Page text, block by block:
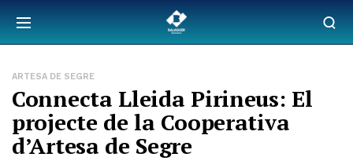
ARTESA DE SEGRE
Connecta Lleida Pirineus: El
projecte de la Cooperativa
d’Artesa de Segre